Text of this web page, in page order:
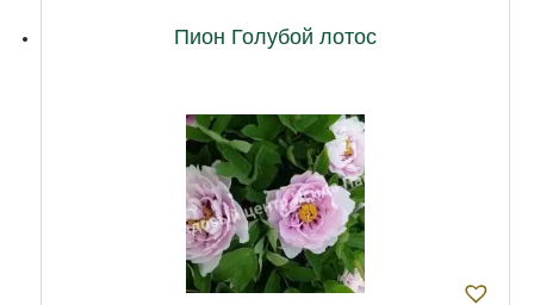
Пион Голубой лотос